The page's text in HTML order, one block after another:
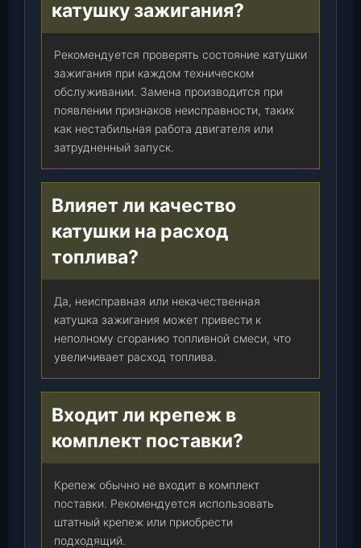
катушку зажигания?
Рекомендуется проверять состояние катушки
зажигания при каждом техническом
обслуживании. Замена производится при
появлении признаков неисправности, таких
как нестабильная работа двигателя или
затрудненный запуск.
Влияет ли качество
катушки на расход
топлива?
Да, неисправная или некачественная
катушка зажигания может привести к
неполному сгоранию топливной смеси, что
увеличивает расход топлива.
Входит ли крепеж в
комплект поставки?
Крепеж обычно не входит в комплект
поставки. Рекомендуется использовать
штатный крепеж или приобрести
подходящий.